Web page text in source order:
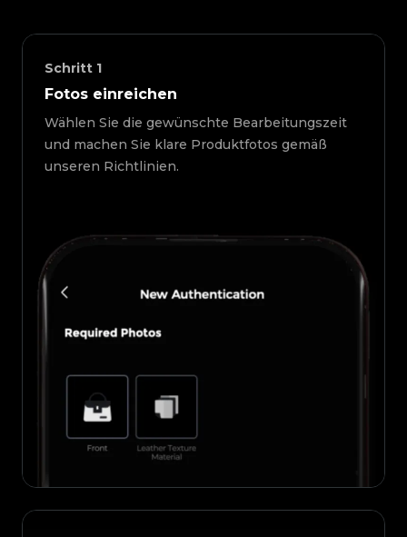
Schritt 1
Fotos einreichen
Wählen Sie die gewünschte Bearbeitungszeit
und machen Sie klare Produktfotos gemäß
unseren Richtlinien.